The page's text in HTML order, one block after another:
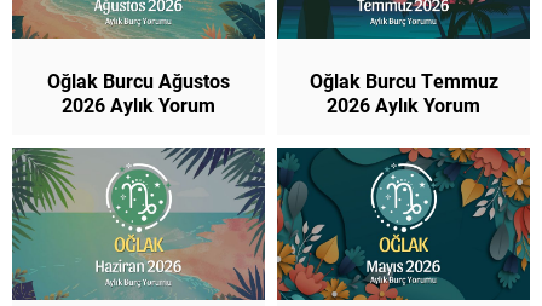
Oğlak Burcu Ağustos
2026 Aylık Yorum
Oğlak Burcu Temmuz
2026 Aylık Yorum